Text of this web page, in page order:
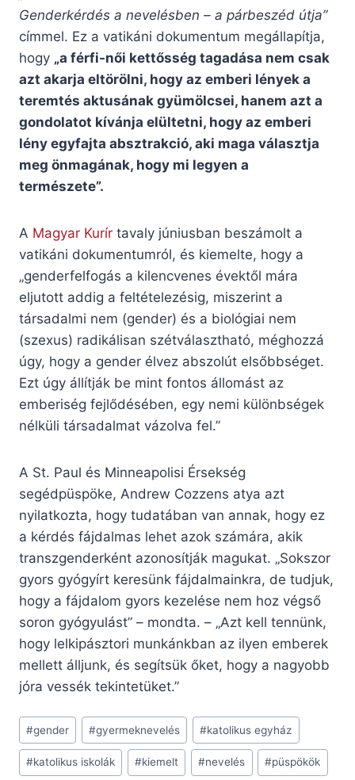
Genderkérdés a nevelésben – a párbeszéd útja”
címmel. Ez a vatikáni dokumentum megállapítja,
hogy „a férfi-női kettősség tagadása nem csak
azt akarja eltörölni, hogy az emberi lények a
teremtés aktusának gyümölcsei, hanem azt a
gondolatot kívánja elültetni, hogy az emberi
lény egyfajta absztrakció, aki maga választja
meg önmagának, hogy mi legyen a
természete”.
A Magyar Kurír tavaly júniusban beszámolt a
vatikáni dokumentumról, és kiemelte, hogy a
„genderfelfogás a kilencvenes évektől mára
eljutott addig a feltételezésig, miszerint a
társadalmi nem (gender) és a biológiai nem
(szexus) radikálisan szétválasztható, méghozzá
úgy, hogy a gender élvez abszolút elsőbbséget.
Ezt úgy állítják be mint fontos állomást az
emberiség fejlődésében, egy nemi különbségek
nélküli társadalmat vázolva fel.”
A St. Paul és Minneapolisi Érsekség
segédpüspöke, Andrew Cozzens atya azt
nyilatkozta, hogy tudatában van annak, hogy ez
a kérdés fájdalmas lehet azok számára, akik
transzgenderként azonosítják magukat. „Sokszor
gyors gyógyírt keresünk fájdalmainkra, de tudjuk,
hogy a fájdalom gyors kezelése nem hoz végső
soron gyógyulást” – mondta. – „Azt kell tennünk,
hogy lelkipásztori munkánkban az ilyen emberek
mellett álljunk, és segítsük őket, hogy a nagyobb
jóra vessék tekintetüket.”
Post
Tags:
#gender #gyermeknevelés #katolikus egyház
#katolikus iskolák #kiemelt #nevelés #püspökök